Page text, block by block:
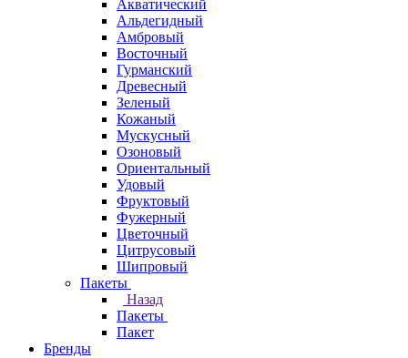
Акватический
Альдегидный
Амбровый
Восточный
Гурманский
Древесный
Зеленый
Кожаный
Мускусный
Озоновый
Ориентальный
Удовый
Фруктовый
Фужерный
Цветочный
Цитрусовый
Шипровый
Пакеты
Назад
Пакеты
Пакет
Бренды